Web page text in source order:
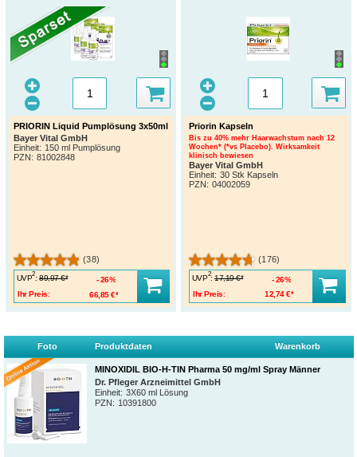
PRIORIN Liquid Pumplösung 3x50ml
Bayer Vital GmbH
Einheit: 150 ml Pumplösung
PZN : 81002848
(38)
UVP
2
: 89,97 €*
Ihr Preis:
66,85 €*
26%
Priorin Kapseln
Bis zu 40% mehr Haarwachstum nach 12
Wochen* (*vs Placebo). Wirksamkeit
klinisch bewiesen
Bayer Vital GmbH
Einheit: 30 Stk Kapseln
PZN : 04002059
(176)
UVP
2
: 17,19 €*
Ihr Preis:
12,74 €*
26%
Foto Produktdaten Warenkorb
MINOXIDIL BIO-H-TIN Pharma 50 mg/ml Spray Männer
Dr. Pfleger Arzneimittel GmbH
Einheit: 3X60 ml Lösung
PZN: 10391800